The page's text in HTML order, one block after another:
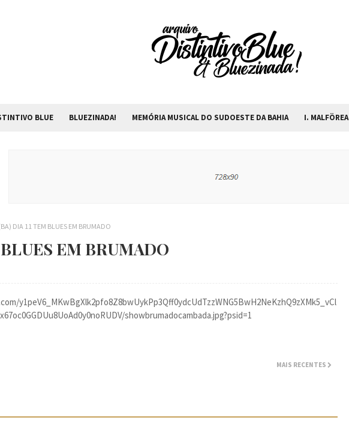
BLUE BLUEZINADA! MEMÓRIA MUSICAL DO SUDOESTE DA BAHIA I. MALFÖREA
DIA 11 TEM BLUES EM BRUMADO
EM BRUMADO
MAIS RECENTES